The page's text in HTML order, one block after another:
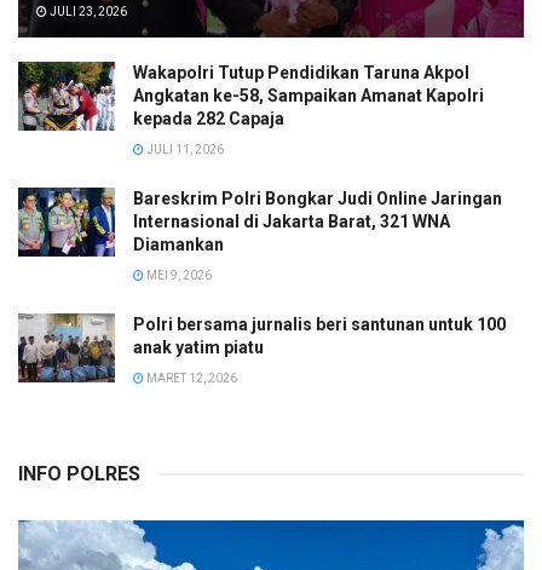
JULI 23, 2026
Wakapolri Tutup Pendidikan Taruna Akpol
Angkatan ke-58, Sampaikan Amanat Kapolri
kepada 282 Capaja
JULI 11, 2026
Bareskrim Polri Bongkar Judi Online Jaringan
Internasional di Jakarta Barat, 321 WNA
Diamankan
MEI 9, 2026
Polri bersama jurnalis beri santunan untuk 100
anak yatim piatu
MARET 12, 2026
INFO POLRES